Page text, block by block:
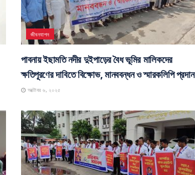
জীবনযাপন
পাবনায় ইছামতি নদীর দুইপাড়ের বৈধ ভূমির মালিকদের
ক্ষতিপূরণের দাবিতে বিক্ষোভ, মানববন্ধন ও স্মারকলিপি প্রদান
অক্টোবর ৬, ২০২৫